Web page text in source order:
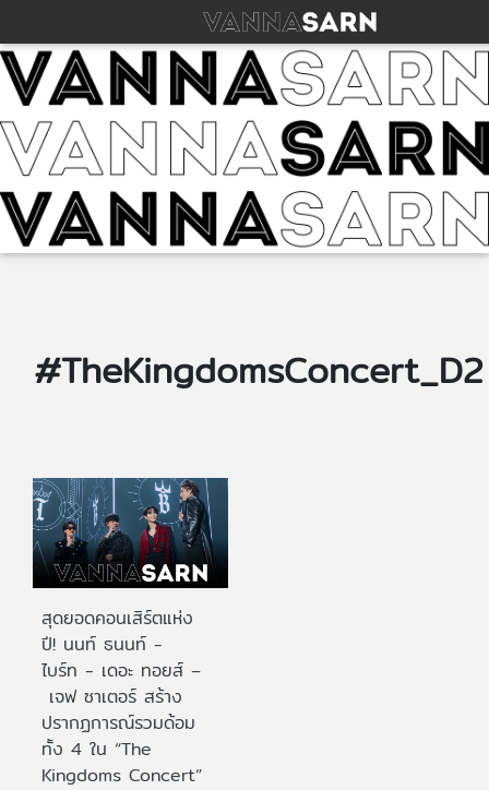
#TheKingdomsConcert_D2
สุดยอดคอนเสิร์ตแห่ง
ปี! นนท์ ธนนท์ -
ไบร์ท - เดอะ ทอยส์ –
เจฟ ซาเตอร์ สร้าง
ปรากฏการณ์รวมด้อม
ทั้ง 4 ใน “The
Kingdoms Concert”